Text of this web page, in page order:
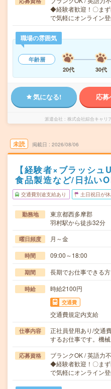
◆経験者歓迎！〇ま
で気軽にオンライン
職場の雰囲気
年齢層
20代
30代
気になる! 応
派遣会社 株式会社綜合キャリ
未読 掲載日 2026/08/06
【経験者×ブラッシュ
食品製造など/日払い
交通費別途支給あり 土日祝日が
勤務地
東京都西多摩郡
羽村駅から徒歩32分
曜日頻度 月～金
時間 09:00～18:00
期間 長期でお仕事できる方
時給 時給2100円
交通費
交通費規定内支給
仕事内容
正社員登用あり/交通
するお仕事です。機
応募資格
ブランクOK / 英語力
◆経験者歓迎！〇ま
で気軽にオンライン